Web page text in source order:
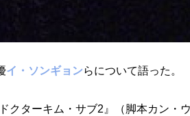
イ・ソンギョンらについて語った。
ターキム・サブ2』（脚本カン・